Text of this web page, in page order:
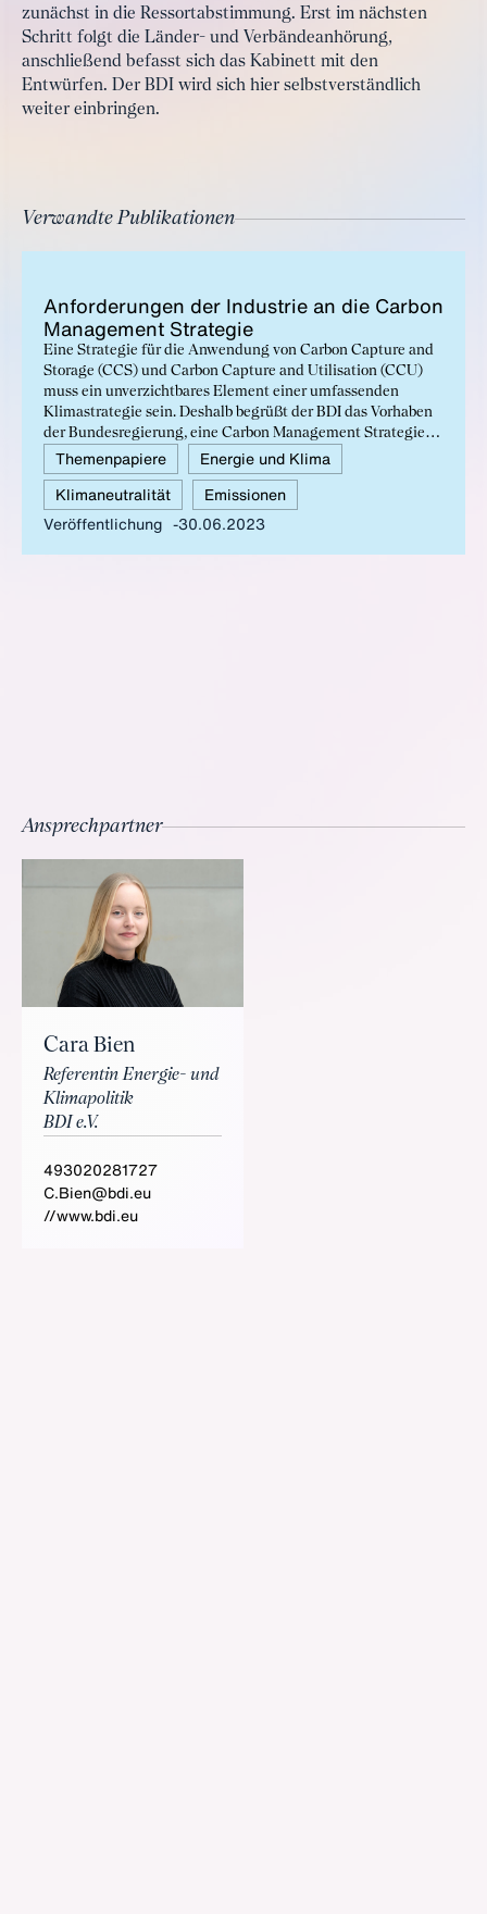
zunächst in die Ressortabstimmung. Erst im nächsten
Schritt folgt die Länder- und Verbändeanhörung,
anschließend befasst sich das Kabinett mit den
Entwürfen. Der BDI wird sich hier selbstverständlich
weiter einbringen.
Verwandte Publikationen
An­for­de­run­gen der In­dus­trie an die Car­bon
Ma­nage­ment Stra­te­gie
Eine Strategie für die Anwendung von Carbon Capture and
Storage (CCS) und Carbon Capture and Utilisation (CCU)
muss ein unverzichtbares Element einer umfassenden
Klimastrategie sein. Deshalb begrüßt der BDI das Vorhaben
der Bundesregierung, eine Carbon Management Strategie
zu erarbeiten. In folgendem Positionspapier legt der BDI dar,
welche Anforderungen aus Sicht der Industrie dabei erfüllt
werden müssen.
Themenpapiere
Energie und Klima
Klimaneutralität
Emissionen
Veröffentlichung
30.06.2023
Ansprechpartner
Cara Bien
Referentin Energie- und
Klimapolitik
BDI e.V.
493020281727
C.Bien@bdi.eu
//www.bdi.eu